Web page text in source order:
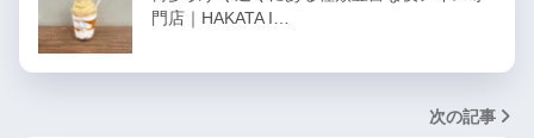
門店｜HAKATA I…
次の記事